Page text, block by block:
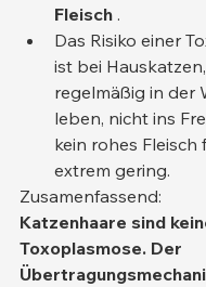
Fleisch .
Das Risiko einer
ist bei
regelmäßig in der
leben, nicht ins
kein rohes Fleisch
extrem gering.
Zusamenfassend:
Katzenhaare sind
Toxoplasmose. Der